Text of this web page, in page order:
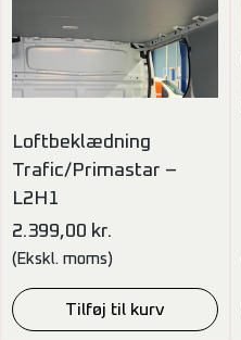
Loftbeklædning
Trafic/Primastar –
L2H1
2.399,00 kr.
(Ekskl. moms)
Tilføj til kurv